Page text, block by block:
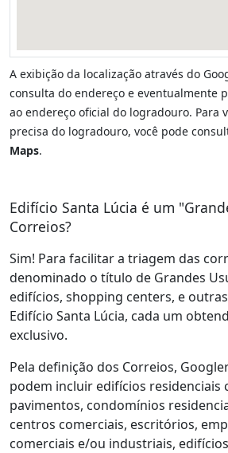
A exibição da localização através do
consulta do endereço e eventualmente
ao endereço oficial do logradouro. Para
precisa do logradouro, você pode
Maps.
Edifício Santa Lúcia é um
Correios?
Sim! Para facilitar a triagem das
denominado o título de Grandes
edifícios, shopping centers, e
Edifício Santa Lúcia, cada um
exclusivo.
Pela definição dos Correios,
podem incluir edifícios residenciais
pavimentos, condomínios
centros comerciais, escritórios,
comerciais e/ou industriais,